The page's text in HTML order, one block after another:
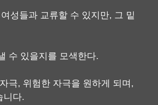
성들과 교류할 수 있지만, 그 밑
수 있을지를 모색한다.
극, 위험한 자극을 원하게 되며,
니다.